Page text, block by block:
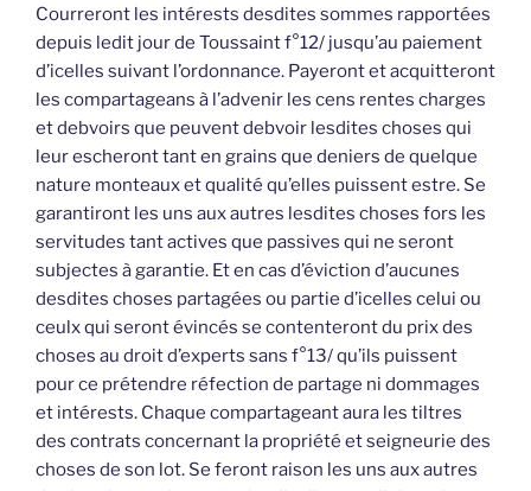
Courreront les intérests desdites sommes rapportées
depuis ledit jour de Toussaint f°12/ jusqu’au paiement
d’icelles suivant l’ordonnance. Payeront et acquitteront
les compartageans à l’advenir les cens rentes charges
et debvoirs que peuvent debvoir lesdites choses qui
leur escheront tant en grains que deniers de quelque
nature monteaux et qualité qu’elles puissent estre. Se
garantiront les uns aux autres lesdites choses fors les
servitudes tant actives que passives qui ne seront
subjectes à garantie. Et en cas d’éviction d’aucunes
desdites choses partagées ou partie d’icelles celui ou
ceulx qui seront évincés se contenteront du prix des
choses au droit d’experts sans f°13/ qu’ils puissent
pour ce prétendre réfection de partage ni dommages
et intérests. Chaque compartageant aura les tiltres
des contrats concernant la propriété et seigneurie des
choses de son lot. Se feront raison les uns aux autres